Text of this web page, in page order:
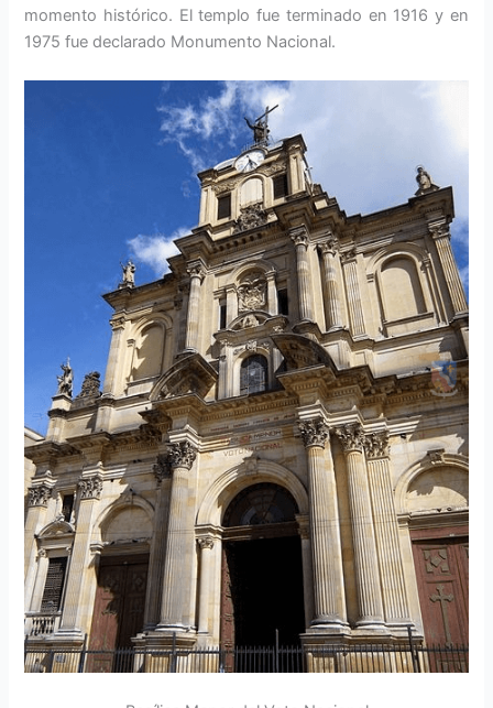
momento histórico. El templo fue terminado en 1916 y en
1975 fue declarado Monumento Nacional.